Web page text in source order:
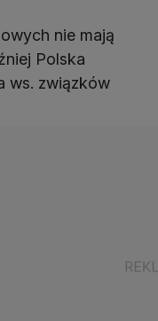
nie mają
Polska
ws. związków